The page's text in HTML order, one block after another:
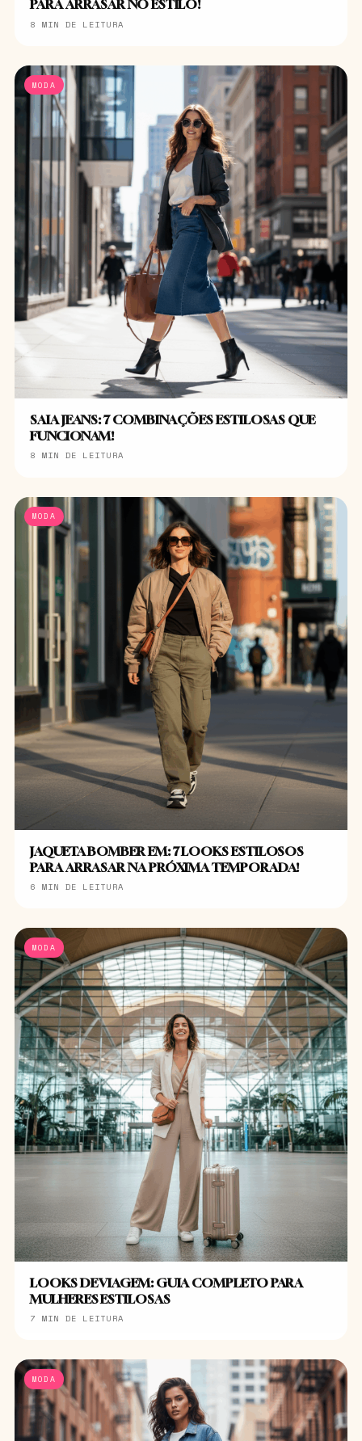
PARA ARRASAR NO ESTILO!
8 MIN DE LEITURA
MODA
SAIA JEANS: 7 COMBINAÇÕES ESTILOSAS QUE
FUNCIONAM!
8 MIN DE LEITURA
MODA
JAQUETA BOMBER EM: 7 LOOKS ESTILOSOS
PARA ARRASAR NA PRÓXIMA TEMPORADA!
6 MIN DE LEITURA
MODA
LOOKS DE VIAGEM: GUIA COMPLETO PARA
MULHERES ESTILOSAS
7 MIN DE LEITURA
MODA